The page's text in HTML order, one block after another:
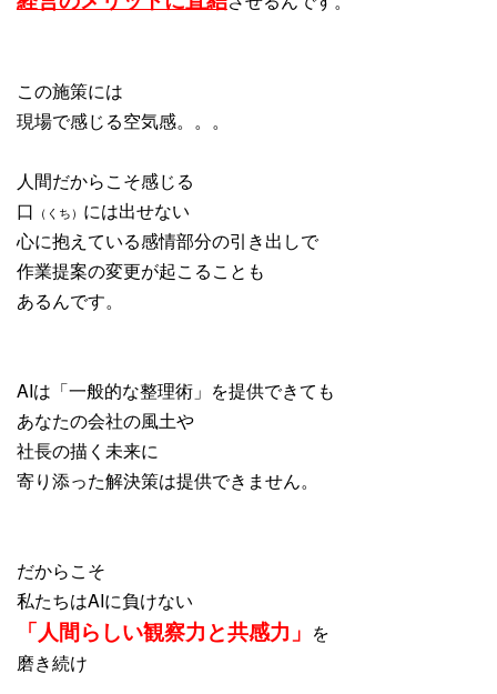
この施策には
現場で感じる空気感。。。
人間だからこそ感じる
口 （くち） には出せない
心に抱えている感情部分の引き出しで
作業提案の変更が起こることも
あるんです。
AIは「一般的な整理術」を提供できても
あなたの会社の風土や
社長の描く未来に
寄り添った解決策は提供できません。
だからこそ
私たちはAIに負けない
「人間らしい観察力と共感力」 を
磨き続け